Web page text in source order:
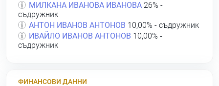
МИЛКАНА ИВАНОВА ИВАНОВА 26% -
съдружник
АНТОН ИВАНОВ АНТОНОВ 10,00% - съдружник
ИВАЙЛО ИВАНОВ АНТОНОВ 10,00% -
съдружник
ФИНАНСОВИ ДАННИ